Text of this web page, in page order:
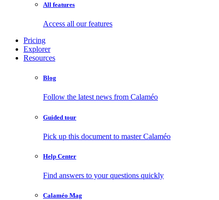
All features
Access all our features
Pricing
Explorer
Resources
Blog
Follow the latest news from Calaméo
Guided tour
Pick up this document to master Calaméo
Help Center
Find answers to your questions quickly
Calaméo Mag